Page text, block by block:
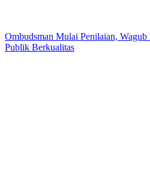
Ombudsman Mulai Penilaian, Wagub
Publik Berkualitas